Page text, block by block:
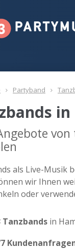
Partyband
als Live-Musik
wir Ihnen
oder
Tanzbands in